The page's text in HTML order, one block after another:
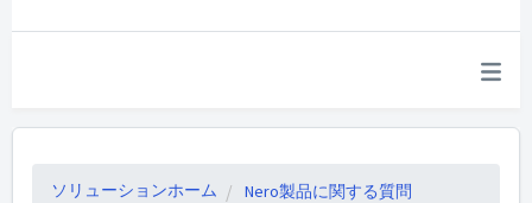
ソリューションホーム
Nero製品に関する質問